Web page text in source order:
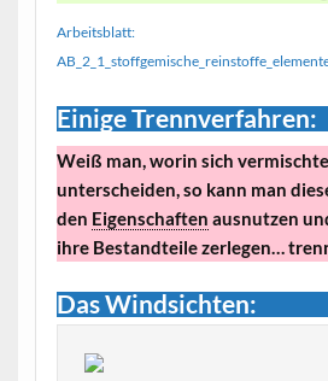
Arbeitsblatt:
Einige Trennverfahren:
Weiß man, worin sich
unterscheiden, so kann man
den Eigenschaften ausnutzen
ihre Bestandteile zerlegen…
Das Windsichten: